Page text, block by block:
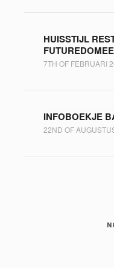
HUISSTIJL
7TH OF FEBRUARI
INFOBOEKJE
22ND OF